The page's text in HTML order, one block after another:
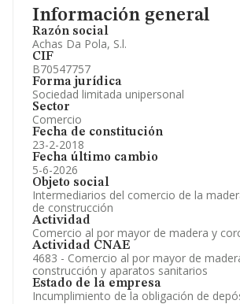
Información general
Razón social
Achas Da Pola, S.l.
CIF
B70547757
Forma jurídica
Sociedad limitada unipersonal
Sector
Comercio
Fecha de constitución
23-2-2018
Fecha último cambio
5-6-2026
Objeto social
Intermediarios del comercio de la
de construcción
Actividad
Comercio al por mayor de madera y
Actividad CNAE
4683 - Comercio al por mayor de
construcción y aparatos sanitarios
Estado de la empresa
Incumplimiento de la obligación de
Información oficial y registral